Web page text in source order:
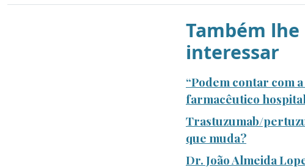
Também lhe
interessar
“Podem contar com
farmacêutico
Trastuzumab/
que muda?
Dr. João Almeida